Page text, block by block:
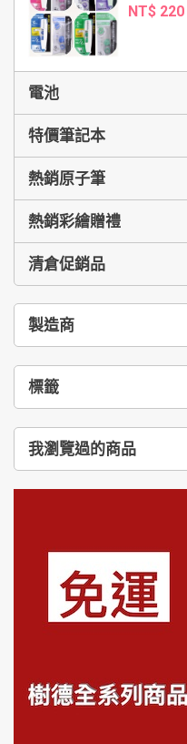
NT$ 220
電池
特價筆記本
熱銷原子筆
熱銷彩繪贈禮
清倉促銷品
製造商
標籤
我瀏覽過的商品